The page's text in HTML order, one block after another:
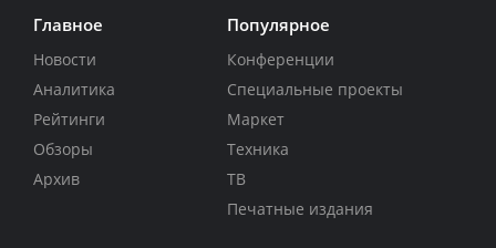
Главное
Новости
Аналитика
Рейтинги
Обзоры
Архив
Популярное
Конференции
Специальные проекты
Маркет
Техника
ТВ
Печатные издания